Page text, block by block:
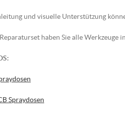
und visuelle Unterstützung
haben Sie alle Werkzeuge
Spraydosen